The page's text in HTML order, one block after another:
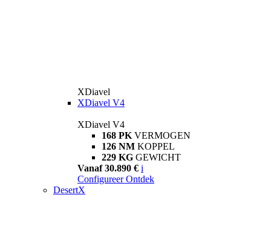
XDiavel
XDiavel V4
XDiavel V4
168 PK VERMOGEN
126 NM KOPPEL
229 KG GEWICHT
Vanaf 30.890 € i
Configureer Ontdek
DesertX